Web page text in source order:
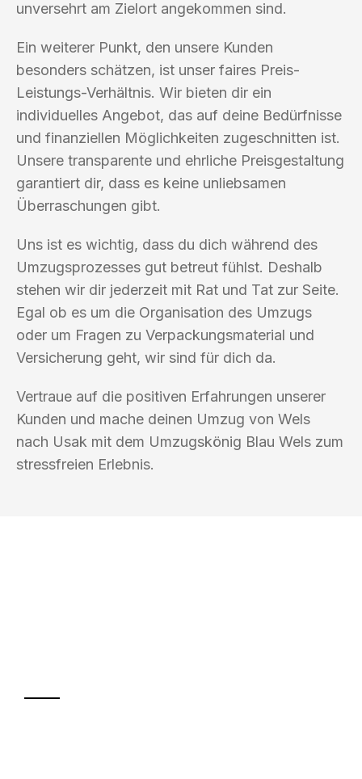
unversehrt am Zielort angekommen sind.
Ein weiterer Punkt, den unsere Kunden
besonders schätzen, ist unser faires Preis-
Leistungs-Verhältnis. Wir bieten dir ein
individuelles Angebot, das auf deine Bedürfnisse
und finanziellen Möglichkeiten zugeschnitten ist.
Unsere transparente und ehrliche Preisgestaltung
garantiert dir, dass es keine unliebsamen
Überraschungen gibt.
Uns ist es wichtig, dass du dich während des
Umzugsprozesses gut betreut fühlst. Deshalb
stehen wir dir jederzeit mit Rat und Tat zur Seite.
Egal ob es um die Organisation des Umzugs
oder um Fragen zu Verpackungsmaterial und
Versicherung geht, wir sind für dich da.
Vertraue auf die positiven Erfahrungen unserer
Kunden und mache deinen Umzug von Wels
nach Usak mit dem Umzugskönig Blau Wels zum
stressfreien Erlebnis.